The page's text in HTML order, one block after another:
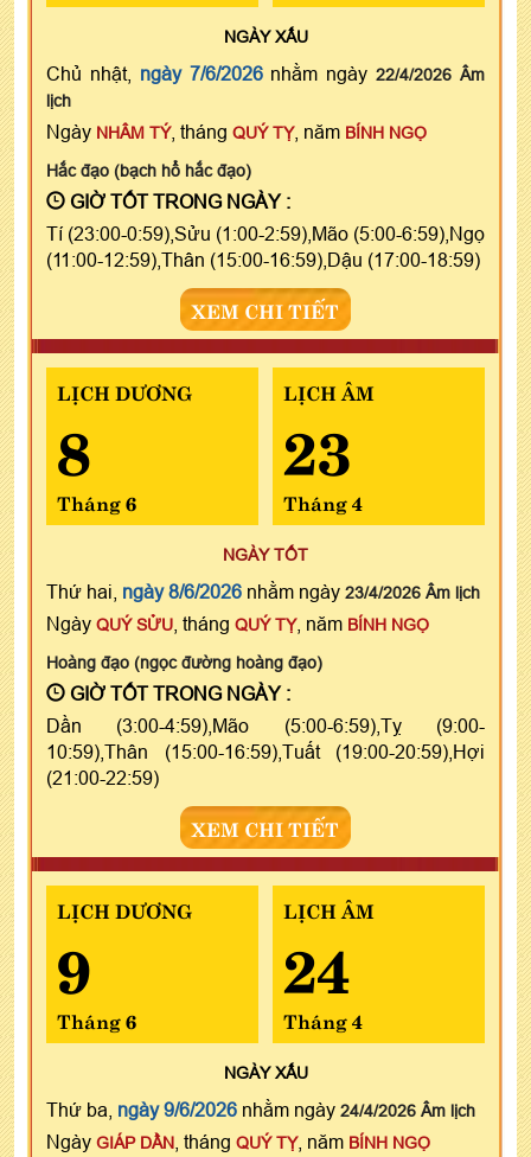
NGÀYXẤU
Chủ nhật, ngày 7/6/2026nhằm ngày22/4/2026 Âm
lịch
Ngày NHÂM TÝ, tháng QUÝ TỴ, năm BÍNH NGỌ
Hắc đạo (bạch hổ hắc đạo)
GIỜ TỐT TRONG NGÀY :
Tí (23:00-0:59),Sửu (1:00-2:59),Mão (5:00-6:59),Ngọ
(11:00-12:59),Thân (15:00-16:59),Dậu (17:00-18:59)
XEM CHI TIẾT
LỊCH DƯƠNG
8
Tháng 6
LỊCH ÂM
23
Tháng 4
NGÀY TỐT
Thứ hai, ngày 8/6/2026 nhằm ngày 23/4/2026 Âm lịch
Ngày QUÝ SỬU , tháng QUÝ TỴ, năm BÍNH NGỌ
Hoàng đạo (ngọc đường hoàng đạo)
GIỜ TỐT TRONG NGÀY :
Dần (3:00-4:59),Mão (5:00-6:59),Tỵ (9:00-
10:59),Thân (15:00-16:59),Tuất (19:00-20:59),Hợi
(21:00-22:59)
XEM CHI TIẾT
LỊCH DƯƠNG
9
Tháng 6
LỊCH ÂM
24
Tháng 4
NGÀYXẤU
Thứ ba, ngày 9/6/2026 nhằm ngày 24/4/2026 Âm lịch
Ngày GIÁP DẦN , tháng QUÝ TỴ, năm BÍNH NGỌ